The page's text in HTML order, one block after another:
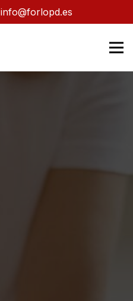
info@forlopd.es